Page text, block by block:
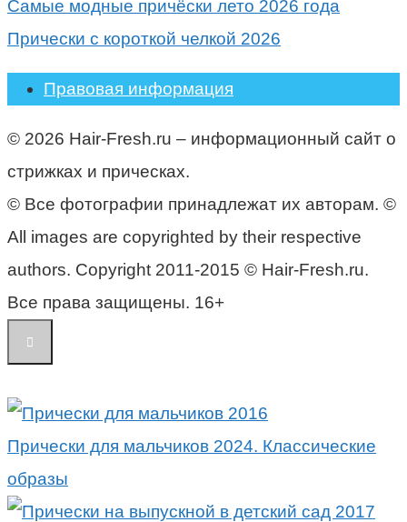
Самые модные причёски лето 2026 года
Прически с короткой челкой 2026
Правовая информация
© 2026 Hair-Fresh.ru – информационный сайт о
стрижках и прическах.
© Все фотографии принадлежат их авторам. ©
All images are copyrighted by their respective
authors. Copyright 2011-2015 © Hair-Fresh.ru.
Все права защищены. 16+
Прически для мальчиков 2024. Классические
образы